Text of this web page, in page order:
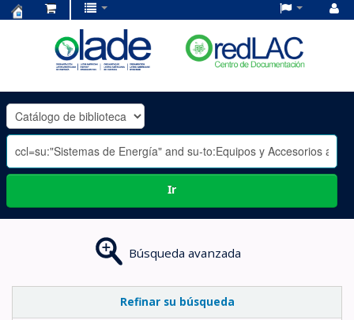
OLADE
-
Ir
Búsqueda avanzada
Refinar su búsqueda